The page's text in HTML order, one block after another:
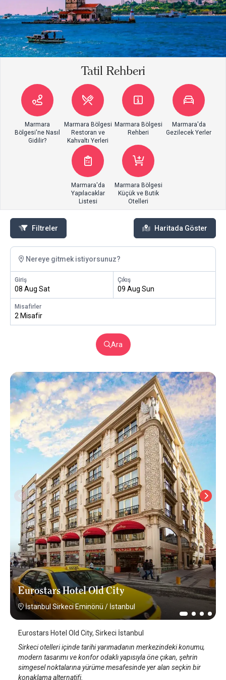
Tatil Rehberi
Marmara
Bölgesi'ne Nasıl
Gidilir?
Marmara Bölgesi
Restoran ve
Kahvaltı Yerleri
Marmara Bölgesi
Rehberi
Marmara'da
Gezilecek Yerler
Marmara'da
Yapılacaklar
Listesi
Marmara Bölgesi
Küçük ve Butik
Otelleri
Filtreler Haritada Göster
Nereye gitmek istiyorsunuz?
Giriş
08 Aug Sat
Çıkış
09 Aug Sun
Misafirler
2 Misafir
Ara
Eurostars Hotel Old City
İstanbul Sirkeci Eminönü / İstanbul
Eurostars Hotel Old City, Sirkeci İstanbul
Sirkeci otelleri içinde tarihi yarımadanın merkezindeki konumu,
modern tasarımı ve konfor odaklı yapısıyla öne çıkan, şehrin
simgesel noktalarına yürüme mesafesinde yer alan seçkin bir
konaklama alternatifi.